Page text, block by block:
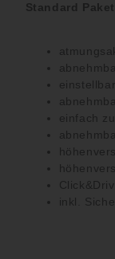
Standard Paket
einfach
inkl.